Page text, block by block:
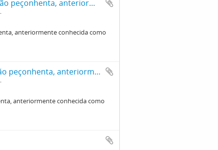
Xenodon merremii (boipeva), serpente não peçonhenta, anteriormente conhecida como Waglerophis merremii
anteriormente conhecida como
Xenodon merremii (boipeva) serpente não peçonhenta, anteriormente conhecida como Waglerophis merremii
anteriormente conhecida como